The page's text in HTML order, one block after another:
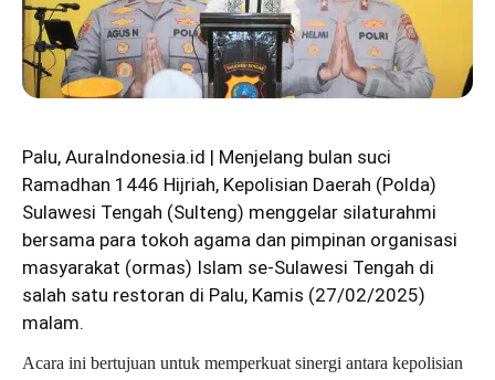
Palu, AuraIndonesia.id | Menjelang bulan suci
Ramadhan 1446 Hijriah, Kepolisian Daerah (Polda)
Sulawesi Tengah (Sulteng) menggelar silaturahmi
bersama para tokoh agama dan pimpinan organisasi
masyarakat (ormas) Islam se-Sulawesi Tengah di
salah satu restoran di Palu, Kamis (27/02/2025)
malam.
Acara ini bertujuan untuk memperkuat sinergi antara kepolisian